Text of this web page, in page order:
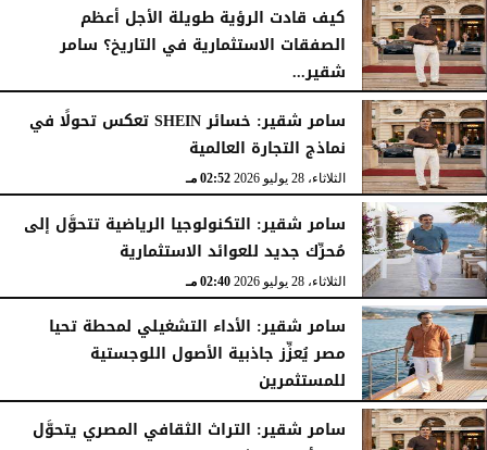
كيف قادت الرؤية طويلة الأجل أعظم
الصفقات الاستثمارية في التاريخ؟ سامر
شقير...
الثلاثاء، 28 يوليو 2026 03:49 مـ
سامر شقير: خسائر SHEIN تعكس تحولًا في
نماذج التجارة العالمية
الثلاثاء، 28 يوليو 2026 02:52 مـ
سامر شقير: التكنولوجيا الرياضية تتحوَّل إلى
مُحرِّك جديد للعوائد الاستثمارية
الثلاثاء، 28 يوليو 2026 02:40 مـ
سامر شقير: الأداء التشغيلي لمحطة تحيا
مصر يُعزِّز جاذبية الأصول اللوجستية
للمستثمرين
الأحد، 26 يوليو 2026 07:27 مـ
سامر شقير: التراث الثقافي المصري يتحوَّل